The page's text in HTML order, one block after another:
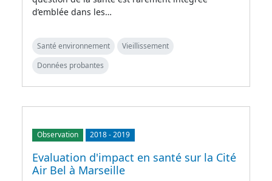
d’emblée dans les…
Santé environnement
Vieillissement
Données probantes
Observation 2018-2019
Evaluation d'impact en santé sur la Cité
Air Bel à Marseille